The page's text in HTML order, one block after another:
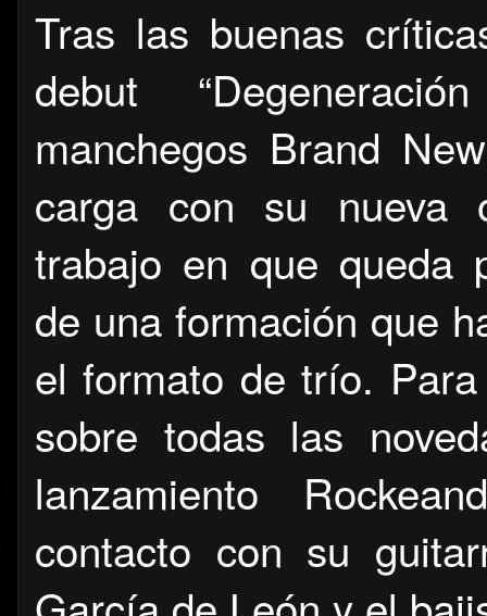
Tras las buenas
debut
manchegos Brand
carga con su nueva
trabajo en que queda
de una formación que
el formato de trío.
sobre todas las
lanzamiento
contacto con su